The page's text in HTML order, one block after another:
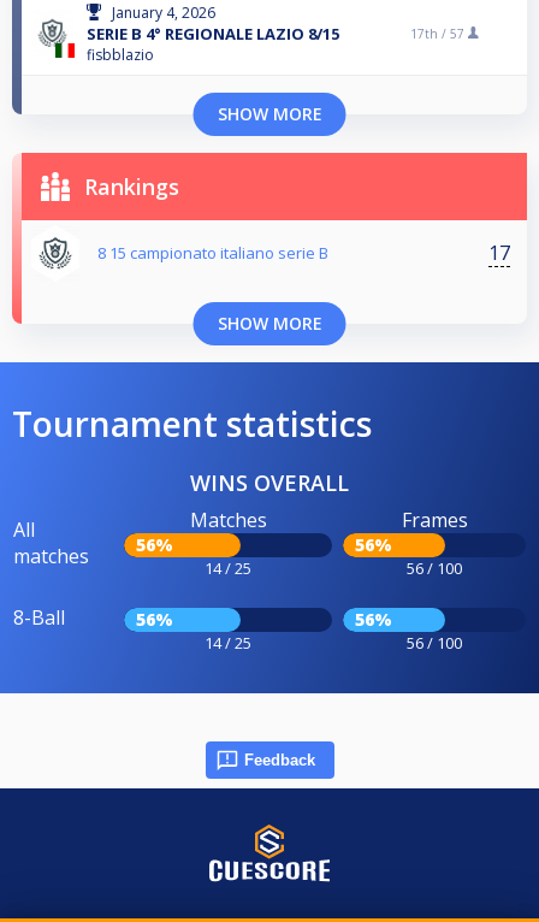
January 4, 2026
SERIE B 4° REGIONALE LAZIO 8/15
fisbblazio
17th / 57
SHOW MORE
Rankings
8 15 campionato italiano serie B 17
SHOW MORE
Tournament statistics
WINS OVERALL
All
matches
Matches
56%
14 / 25
Frames
56%
56 / 100
8-Ball 56%
14 / 25
56%
56 / 100
Feedback